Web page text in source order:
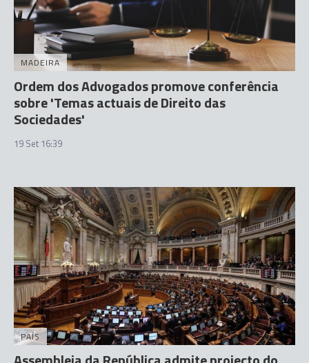
MADEIRA
Ordem dos Advogados promove conferência
sobre 'Temas actuais de Direito das
Sociedades'
19 Set 16:39
PAÍS